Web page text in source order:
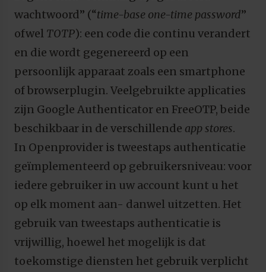
wachtwoord” (“time-base one-time password”
ofwel TOTP): een code die continu verandert
en die wordt gegenereerd op een
persoonlijk apparaat zoals een smartphone
of browserplugin. Veelgebruikte applicaties
zijn Google Authenticator en FreeOTP, beide
beschikbaar in de verschillende app stores.
In Openprovider is tweestaps authenticatie
geïmplementeerd op gebruikersniveau: voor
iedere gebruiker in uw account kunt u het
op elk moment aan- danwel uitzetten. Het
gebruik van tweestaps authenticatie is
vrijwillig, hoewel het mogelijk is dat
toekomstige diensten het gebruik verplicht